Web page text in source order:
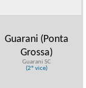
Guarani (Ponta
Grossa)
Guarani SC
(2º vice)